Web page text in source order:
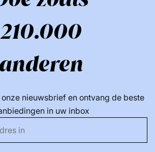
210.000
anderen
nieuwsbrief en ontvang de beste
in uw inbox